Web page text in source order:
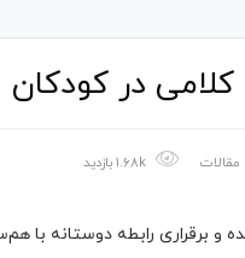
در کودکان
مقالات